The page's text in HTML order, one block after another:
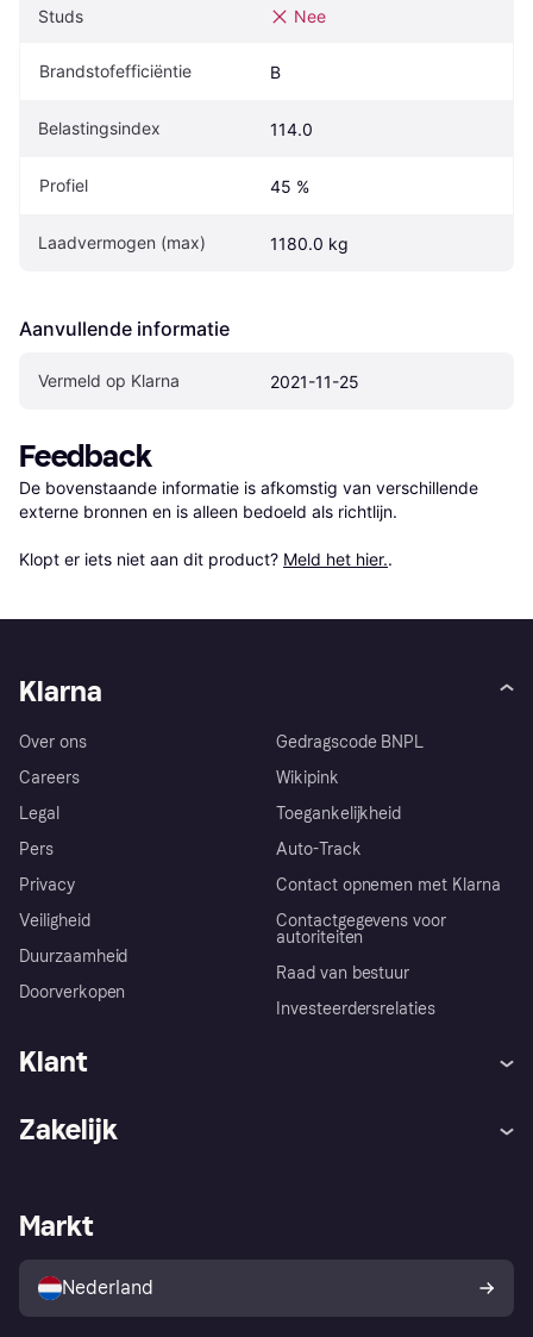
Studs Nee
Brandstofefficiëntie B
Belastingsindex 114.0
Profiel 45 %
Laadvermogen (max) 1180.0 kg
Aanvullende informatie
Vermeld op Klarna 2021-11-25
Feedback
De bovenstaande informatie is afkomstig van verschillende
externe bronnen en is alleen bedoeld als richtlijn.
Klopt er iets niet aan dit product? Meld het hier..
Klarna
Over ons
Careers
Legal
Pers
Privacy
Veiligheid
Duurzaamheid
Doorverkopen
Gedragscode BNPL
Wikipink
Toegankelijkheid
Auto-Track
Contact opnemen met Klarna
Contactgegevens voor
autoriteiten
Raad van bestuur
Investeerdersrelaties
Klant
Winkeloverzicht
Kopersbescherming voor
consumenten
Zakelijk
Zakelijke login
Markt
Nederland